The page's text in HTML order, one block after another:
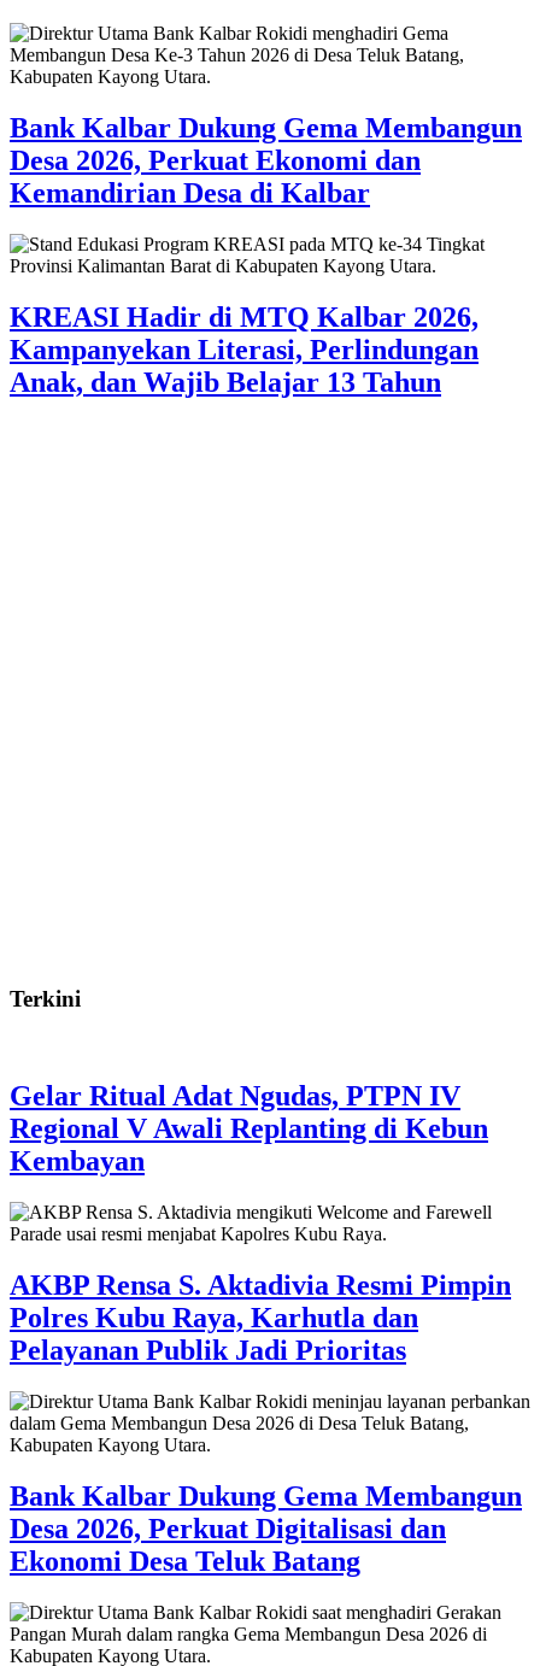
Bank Kalbar Dukung Gema Membangun
Desa 2026, Perkuat Ekonomi dan
Kemandirian Desa di Kalbar
KREASI Hadir di MTQ Kalbar 2026,
Kampanyekan Literasi, Perlindungan
Anak, dan Wajib Belajar 13 Tahun
Terkini
Gelar Ritual Adat Ngudas, PTPN IV
Regional V Awali Replanting di Kebun
Kembayan
AKBP Rensa S. Aktadivia Resmi Pimpin
Polres Kubu Raya, Karhutla dan
Pelayanan Publik Jadi Prioritas
Bank Kalbar Dukung Gema Membangun
Desa 2026, Perkuat Digitalisasi dan
Ekonomi Desa Teluk Batang